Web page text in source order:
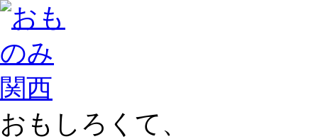
おもしろくて、